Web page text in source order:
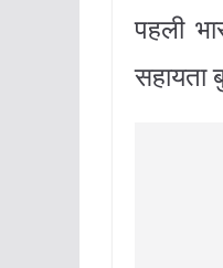
पहली
सहायता